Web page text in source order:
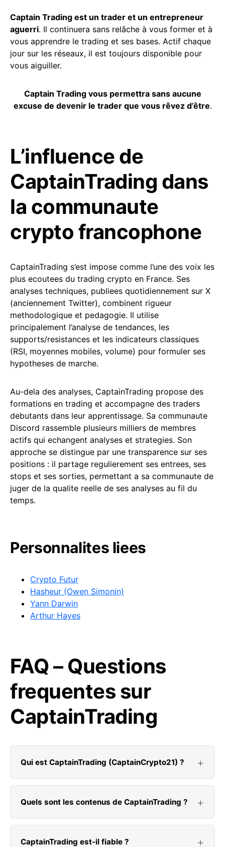
Captain Trading est un trader et un entrepreneur
aguerri. Il continuera sans relâche à vous former et à
vous apprendre le trading et ses bases. Actif chaque
jour sur les réseaux, il est toujours disponible pour
vous aiguiller.
Captain Trading vous permettra sans aucune
excuse de devenir le trader que vous rêvez d’être.
L’influence de
CaptainTrading dans
la communaute
crypto francophone
CaptainTrading s’est impose comme l’une des voix les
plus ecoutees du trading crypto en France. Ses
analyses techniques, publiees quotidiennement sur X
(anciennement Twitter), combinent rigueur
methodologique et pedagogie. Il utilise
principalement l’analyse de tendances, les
supports/resistances et les indicateurs classiques
(RSI, moyennes mobiles, volume) pour formuler ses
hypotheses de marche.
Au-dela des analyses, CaptainTrading propose des
formations en trading et accompagne des traders
debutants dans leur apprentissage. Sa communaute
Discord rassemble plusieurs milliers de membres
actifs qui echangent analyses et strategies. Son
approche se distingue par une transparence sur ses
positions : il partage regulierement ses entrees, ses
stops et ses sorties, permettant a sa communaute de
juger de la qualite reelle de ses analyses au fil du
temps.
Personnalites liees
Crypto Futur
Hasheur (Owen Simonin)
Yann Darwin
Arthur Hayes
FAQ – Questions
frequentes sur
CaptainTrading
Qui est CaptainTrading (CaptainCrypto21) ?
Quels sont les contenus de CaptainTrading ?
CaptainTrading est-il fiable ?